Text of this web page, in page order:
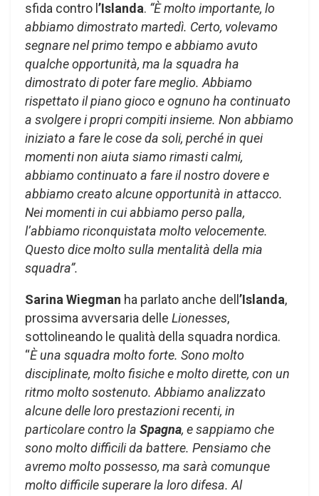
sfida contro l ’Islanda. “È molto importante, lo
abbiamo dimostrato martedì. Certo, volevamo
segnare nel primo tempo e abbiamo avuto
qualche opportunità, ma la squadra ha
dimostrato di poter fare meglio. Abbiamo
rispettato il piano gioco e ognuno ha continuato
a svolgere i propri compiti insieme. Non abbiamo
iniziato a fare le cose da soli, perché in quei
momenti non aiuta siamo rimasti calmi,
abbiamo continuato a fare il nostro dovere e
abbiamo creato alcune opportunità in attacco.
Nei momenti in cui abbiamo perso palla,
l’abbiamo riconquistata molto velocemente.
Questo dice molto sulla mentalità della mia
squadra”.
Sarina Wiegman ha parlato anche dell ’Islanda,
prossima avversaria delle Lionesses,
sottolineando le qualità della squadra nordica.
“È una squadra molto forte. Sono molto
disciplinate, molto fisiche e molto dirette, con un
ritmo molto sostenuto. Abbiamo analizzato
alcune delle loro prestazioni recenti, in
particolare contro la Spagna, e sappiamo che
sono molto difficili da battere. Pensiamo che
avremo molto possesso, ma sarà comunque
molto difficile superare la loro difesa. Al